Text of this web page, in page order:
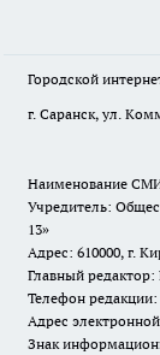
Городской
г. Саранск, ул.
Наименование
Учредитель:
13»
Адрес: 610000, г.
Главный
Телефон редакции:
Адрес
Знак